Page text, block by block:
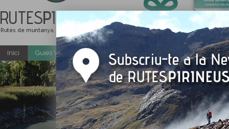
RUTESPIRINEUS
Rutes de muntanya, senderisme i excursions
Inici Guies Web i PDF gratuïtes Excursions i activitats